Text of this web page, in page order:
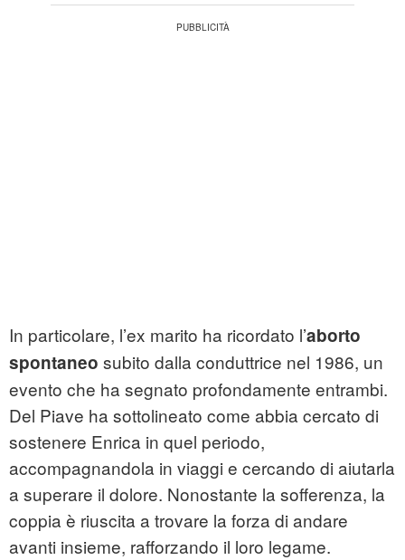
In particolare, l’ex marito ha ricordato l’aborto
spontaneo subito dalla conduttrice nel 1986, un
evento che ha segnato profondamente entrambi.
Del Piave ha sottolineato come abbia cercato di
sostenere Enrica in quel periodo,
accompagnandola in viaggi e cercando di aiutarla
a superare il dolore. Nonostante la sofferenza, la
coppia è riuscita a trovare la forza di andare
avanti insieme, rafforzando il loro legame.